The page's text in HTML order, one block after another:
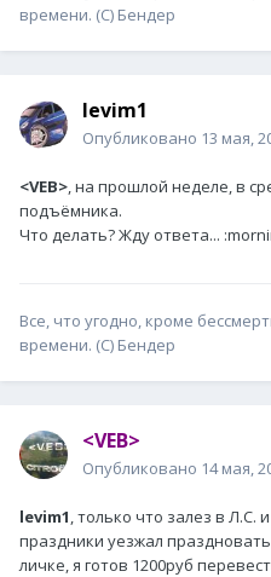
времени. (С) Бендер
levim1
Опубликовано 13 мая,
<VEB>, на прошлой неделе, в
подъёмника.
Что делать? Жду ответа...
Все, что угодно, кроме
времени. (С) Бендер
<VEB>
Опубликовано 14 мая,
levim1, только что залез в Л.С.
праздники уезжал
личке, я готов 1200руб